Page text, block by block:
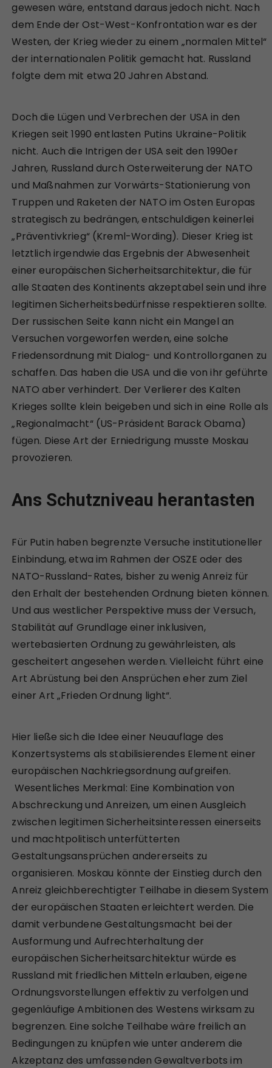
gewesen wäre, entstand daraus jedoch nicht. Nach
dem Ende der Ost-West-Konfrontation war es der
Westen, der Krieg wieder zu einem „normalen Mittel“
der internationalen Politik gemacht hat. Russland
folgte dem mit etwa 20 Jahren Abstand.
Doch die Lügen und Verbrechen der USA in den
Kriegen seit 1990 entlasten Putins Ukraine-Politik
nicht. Auch die Intrigen der USA seit den 1990er
Jahren, Russland durch Osterweiterung der NATO
und Maßnahmen zur Vorwärts-Stationierung von
Truppen und Raketen der NATO im Osten Europas
strategisch zu bedrängen, entschuldigen keinerlei
„Präventivkrieg“ (Kreml-Wording). Dieser Krieg ist
letztlich irgendwie das Ergebnis der Abwesenheit
einer europäischen Sicherheitsarchitektur, die für
alle Staaten des Kontinents akzeptabel sein und ihre
legitimen Sicherheitsbedürfnisse respektieren sollte.
Der russischen Seite kann nicht ein Mangel an
Versuchen vorgeworfen werden, eine solche
Friedensordnung mit Dialog- und Kontrollorganen zu
schaffen. Das haben die USA und die von ihr geführte
NATO aber verhindert. Der Verlierer des Kalten
Krieges sollte klein beigeben und sich in eine Rolle als
„Regionalmacht“ (US-Präsident Barack Obama)
fügen. Diese Art der Erniedrigung musste Moskau
provozieren.
Ans Schutzniveau herantasten
Für Putin haben begrenzte Versuche institutioneller
Einbindung, etwa im Rahmen der OSZE oder des
NATO-Russland-Rates, bisher zu wenig Anreiz für
den Erhalt der bestehenden Ordnung bieten können.
Und aus westlicher Perspektive muss der Versuch,
Stabilität auf Grundlage einer inklusiven,
wertebasierten Ordnung zu gewährleisten, als
gescheitert angesehen werden. Vielleicht führt eine
Art Abrüstung bei den Ansprüchen eher zum Ziel
einer Art „Frieden Ordnung light“.
Hier ließe sich die Idee einer Neuauflage des
Konzertsystems als stabilisierendes Element einer
europäischen Nachkriegsordnung aufgreifen.
Wesentliches Merkmal: Eine Kombination von
Abschreckung und Anreizen, um einen Ausgleich
zwischen legitimen Sicherheitsinteressen einerseits
und machtpolitisch unterfütterten
Gestaltungsansprüchen andererseits zu
organisieren. Moskau könnte der Einstieg durch den
Anreiz gleichberechtigter Teilhabe in diesem System
der europäischen Staaten erleichtert werden. Die
damit verbundene Gestaltungsmacht bei der
Ausformung und Aufrechterhaltung der
europäischen Sicherheitsarchitektur würde es
Russland mit friedlichen Mitteln erlauben, eigene
Ordnungsvorstellungen effektiv zu verfolgen und
gegenläufige Ambitionen des Westens wirksam zu
begrenzen. Eine solche Teilhabe wäre freilich an
Bedingungen zu knüpfen wie unter anderem die
Akzeptanz des umfassenden Gewaltverbots im